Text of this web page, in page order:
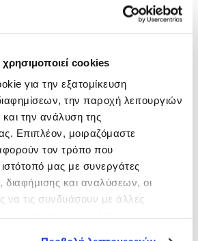
cookies
για την εξατομίκευση
την παροχή λειτουργιών
την ανάλυση της
Επιπλέον, μοιραζόμαστε
τον τρόπο που
ιστότοπό μας με συνεργάτες
και αναλύσεων, οι
να τις συνδυάσουν με άλλες
Peroxide of hydrogen / Solvents,Salon
CARAMEL 1000ML